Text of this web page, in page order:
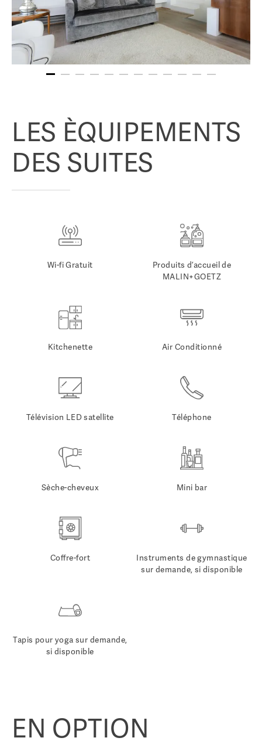
LES ÈQUIPEMENTS
DES SUITES
Wi-fi Gratuit
Produits d’accueil de
MALIN+GOETZ
Kitchenette Air Conditionné
Télévision LED satellite Téléphone
Sèche-cheveux Mini bar
Coffre-fort
Instruments de gymnastique
sur demande, si disponible
Tapis pour yoga sur demande,
si disponible
EN OPTION